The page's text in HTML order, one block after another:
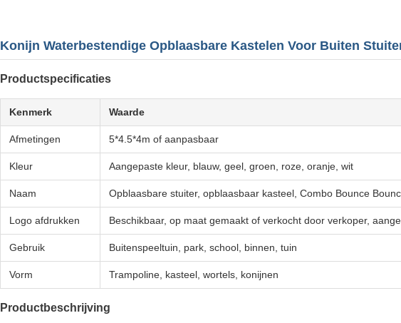
Konijn Waterbestendige Opblaasbare Kastelen Voor Buiten
Productspecificaties
Kenmerk Waarde
Afmetingen 5*4.5*4m of aanpasbaar
Kleur Aangepaste kleur, blauw, geel, groen, roze, oranje, wit
Naam Opblaasbare stuiter, opblaasbaar kasteel, Combo Bounce
Logo afdrukken Beschikbaar, op maat gemaakt of verkocht door verkoper,
Gebruik Buitenspeeltuin, park, school, binnen, tuin
Vorm Trampoline, kasteel, wortels, konijnen
Productbeschrijving